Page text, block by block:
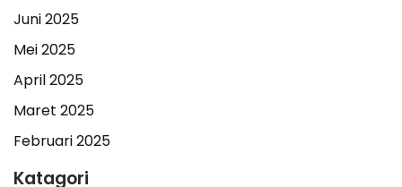
Juni 2025
Mei 2025
April 2025
Maret 2025
Februari 2025
Katagori